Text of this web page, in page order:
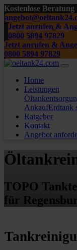
Kostenlose
Jetzt anrufen &
0800 5894 97829
Jetzt anrufen &
0800 5894 97829
Home
Leistungen
AnkaufErdtank
Ratgeber
Kontakt
Angebot
TOPO
für